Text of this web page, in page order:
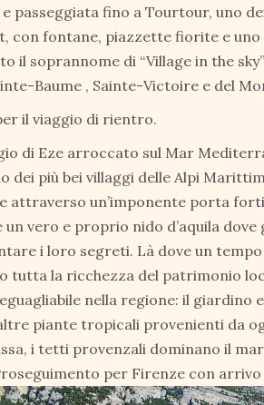
passeggiata fino a Tourtour, uno
con fontane, piazzette fiorite e
il soprannome di “Village in the
Baume , Sainte-Victoire e del
il viaggio di rientro.
di Eze arroccato sul Mar
dei più bei villaggi delle Alpi
attraverso un’imponente porta
vero e proprio nido d’aquila
i loro segreti. Là dove un
tutta la ricchezza del patrimonio
nella regione: il giardino
piante tropicali provenienti da
i tetti provenzali dominano il
per Firenze con